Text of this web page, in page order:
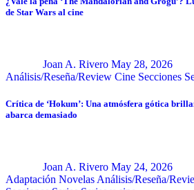
de Star Wars al cine
Joan A. Rivero May 28, 2026
Análisis/Reseña/Review Cine Secciones
Crítica de ‘Hokum’: Una atmósfera gótica
abarca demasiado
Joan A. Rivero May 24, 2026
Adaptación Novelas Análisis/Reseña/